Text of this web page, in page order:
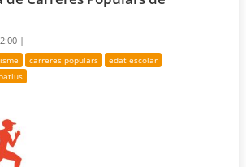
|
carreres populars
edat escolar